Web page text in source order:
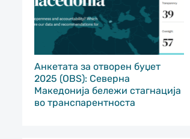
Анкетата за отворен буџет
2025 (OBS): Северна
Македонија бележи стагнација
во транспарентноста